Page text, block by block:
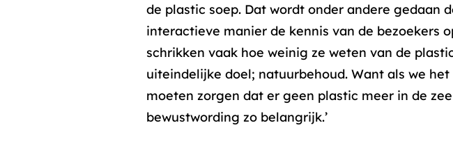
de plastic soep. Dat wordt onder andere gedaan
interactieve manier de kennis van de bezoekers
schrikken vaak hoe weinig ze weten van de
uiteindelijke doel; natuurbehoud. Want als we
moeten zorgen dat er geen plastic meer in de
bewustwording zo belangrijk.’